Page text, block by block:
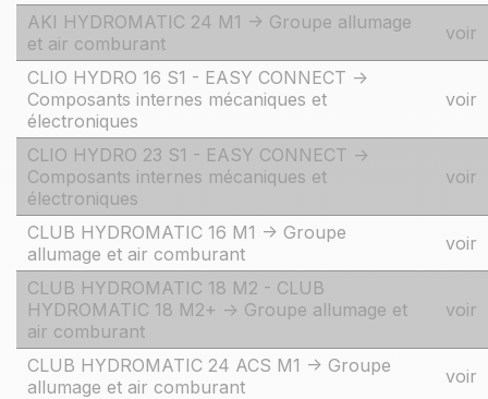
AKI HYDROMATIC 24 M1 -> Groupe allumage
et air comburant
voir
CLIO HYDRO 16 S1 - EASY CONNECT ->
Composants internes mécaniques et
électroniques
voir
CLIO HYDRO 23 S1 - EASY CONNECT ->
Composants internes mécaniques et
électroniques
voir
CLUB HYDROMATIC 16 M1 -> Groupe
allumage et air comburant
voir
CLUB HYDROMATIC 18 M2 - CLUB
HYDROMATIC 18 M2+ -> Groupe allumage et
air comburant
voir
CLUB HYDROMATIC 24 ACS M1 -> Groupe
allumage et air comburant
voir